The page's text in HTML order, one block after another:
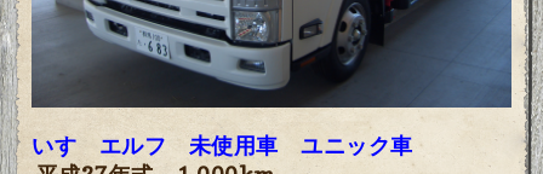
いすゞエルフ 未使用車 ユニック車